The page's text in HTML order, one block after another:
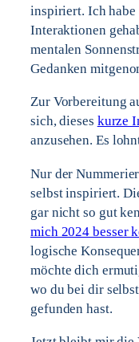
inspiriert. Ich
Interaktionen
mentalen
Gedanken
Zur Vorbereitung
sich, dieses kurze
anzusehen. Es
Nur der
selbst inspiriert.
gar nicht so gut
mich 2024 besser
logische
möchte dich
wo du bei dir
gefunden hast.